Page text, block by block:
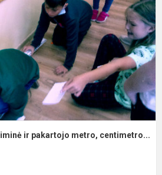
ir pakartojo metro, centimetro...